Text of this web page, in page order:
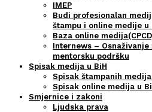
IMEP
Budi profesionalan
štampu i online medije u
Baza online
Internews –
mentorsku podršku
Spisak medija u BiH
Spisak štampanih medija
Spisak online medija u
Smjernice i zakoni
Ljudska prava